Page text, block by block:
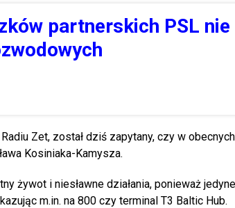
partnerskich PSL nie
Zet, został dziś zapytany, czy w
Kosiniaka-Kamysza.
żywot i niesławne działania, ponieważ
m.in. na 800 czy terminal T3 Baltic Hub.